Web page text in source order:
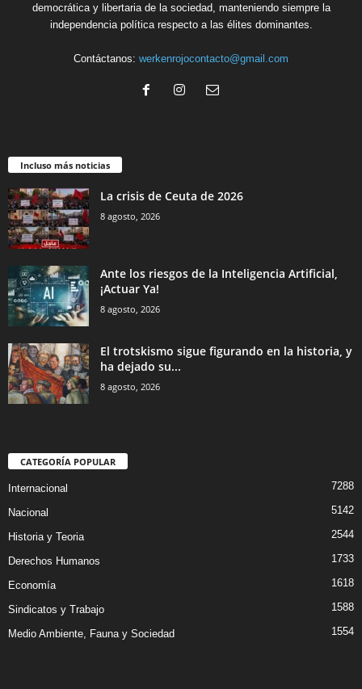
democrática y libertaria de la sociedad, manteniendo siempre la
independencia política respecto a las élites dominantes.
Contáctanos: werkenrojocontacto@gmail.com
Incluso más noticias
La crisis de Ceuta de 2026
8 agosto, 2026
Ante los riesgos de la Inteligencia Artificial,
¡Actuar Ya!
8 agosto, 2026
El trotskismo sigue figurando en la historia, y
ha dejado su...
8 agosto, 2026
CATEGORÍA POPULAR
Internacional 7288
Nacional 5142
Historia y Teoria 2544
Derechos Humanos 1733
Economía 1618
Sindicatos y Trabajo 1588
Medio Ambiente, Fauna y Sociedad 1554